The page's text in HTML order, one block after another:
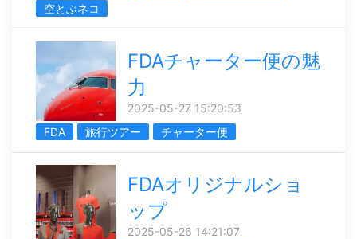
空とぶネコ
FDAチャーター便の魅
力
2025-05-27 15:20:53
FDA
旅行ツアー チャーター便
FDAオリジナルショ
ップ
2025-05-26 14:21:07